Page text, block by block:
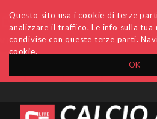
OK
Questo sito usa i cookie di terze
analizzare il traffico. Le info sulla tua
condivise con queste terze parti.
cookie.
Accedi Archivio Invio